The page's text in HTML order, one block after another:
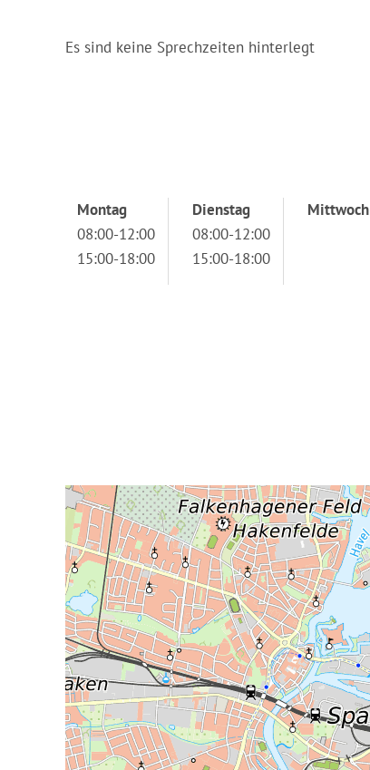
Es sind keine Sprechzeiten hinterlegt
Montag
08:00-12:00
15:00-18:00
Dienstag
08:00-12:00
15:00-18:00
Mittwoch